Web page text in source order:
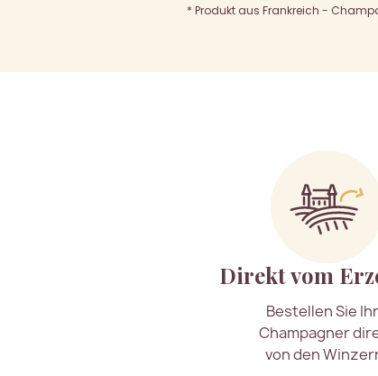
* Produkt aus Frankreich -
Direkt vom
Bestellen Sie
Champagner
von den